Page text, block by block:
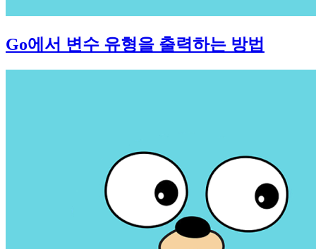
Go에서 변수 유형을 출력하는 방법